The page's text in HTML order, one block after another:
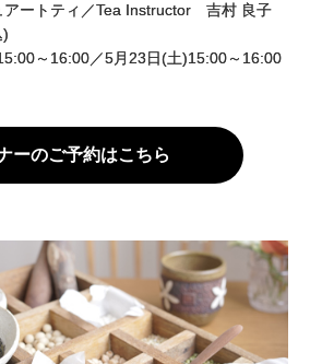
アートティ／Tea Instructor 吉村 良子
～16:00／5月23日(土)15:00～16:00
ーのご予約はこちら